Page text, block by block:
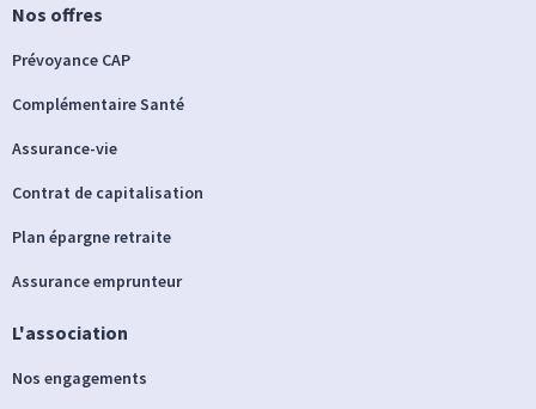
Nos offres
Prévoyance CAP
Complémentaire Santé
Assurance-vie
Contrat de capitalisation
Plan épargne retraite
Assurance emprunteur
L'association
Nos engagements